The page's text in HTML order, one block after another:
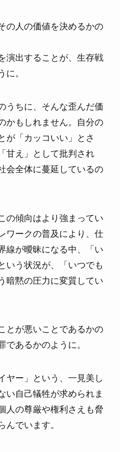
の人の価値を決めるかの
演出することが、生存戦
に。
うちに、そんな歪んだ価
かもしれません。自分の
が「カッコいい」とさ
甘え」として批判され
会全体に蔓延しているの
の傾向はより強まってい
ワークの普及により、仕
線が曖昧になる中、「い
いう状況が、「いつでも
暗黙の圧力に変質してい
とが悪いことであるかの
であるかのように。
ヤー」という、一見美し
い自己犠牲が求められま
人の尊厳や権利さえも脅
んでいます。